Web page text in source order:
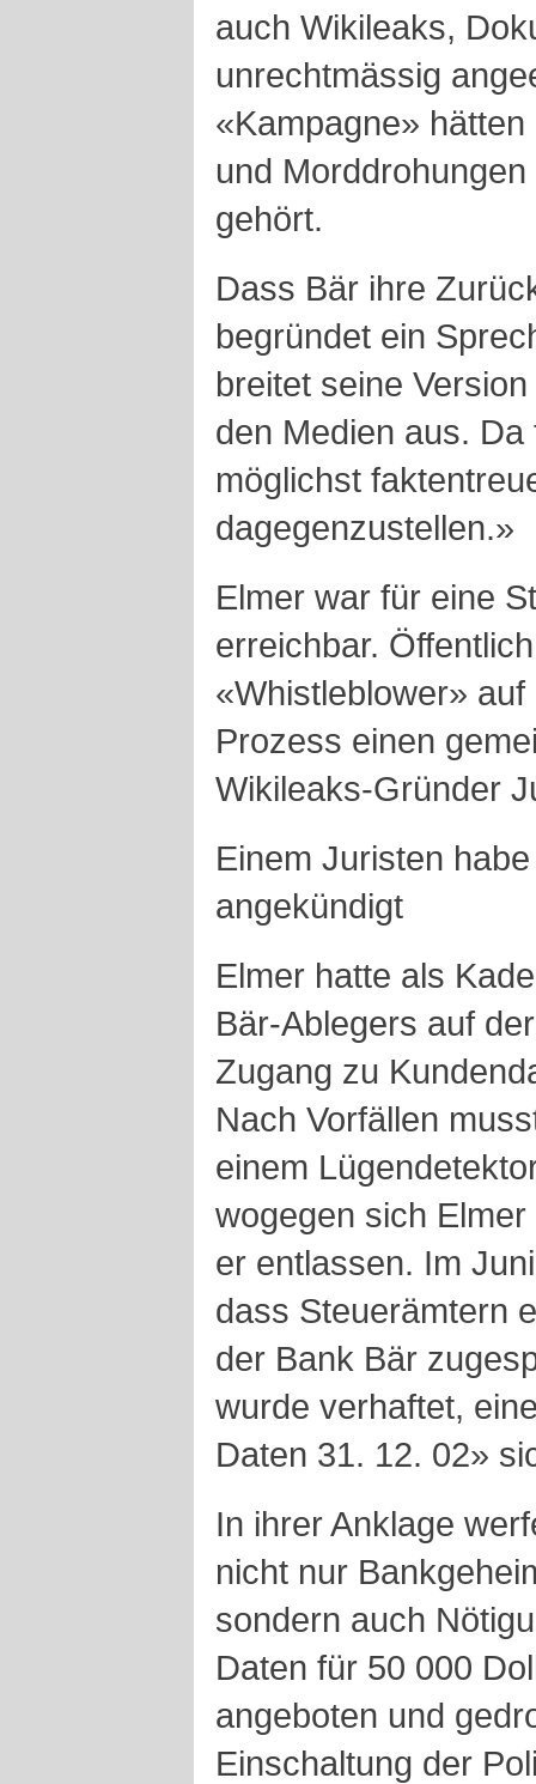
auch Wikileaks,
unrechtmässig
«Kampagne»
und
gehört.
Dass Bär ihre
begründet ein
breitet seine
den Medien aus.
möglichst
dagegenzustellen.»
Elmer war für eine
erreichbar.
«Whistleblower»
Prozess einen
Wikileaks-Gründer
Einem Juristen
angekündigt
Elmer hatte als
Bär-Ablegers auf
Zugang zu
Nach Vorfällen
einem
wogegen sich
er entlassen. Im
dass Steuerämtern
der Bank Bär
wurde verhaftet,
Daten 31. 12. 02»
In ihrer Anklage
nicht nur
sondern auch
Daten für 50 000
angeboten und
Einschaltung der